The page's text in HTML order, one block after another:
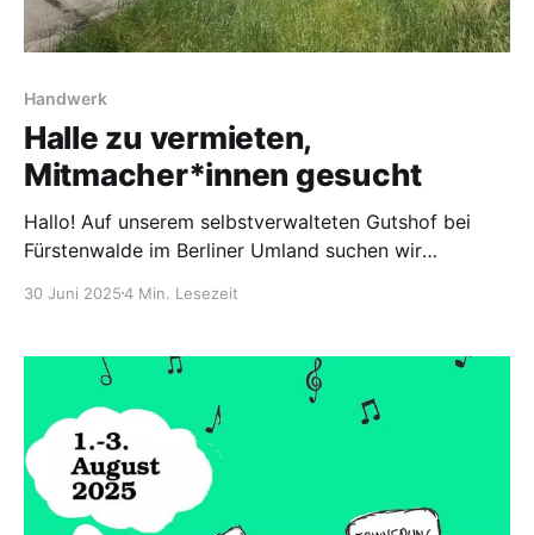
Handwerk
Halle zu vermieten,
Mitmacher*innen gesucht
Hallo! Auf unserem selbstverwalteten Gutshof bei
Fürstenwalde im Berliner Umland suchen wir
Februar 2026 zu mieten und dort ihr Projekt zu
dem Ort: Die Halle. Die Halle ist etwa 650m² groß mit
30 Juni 20254 Min. Lesezeit